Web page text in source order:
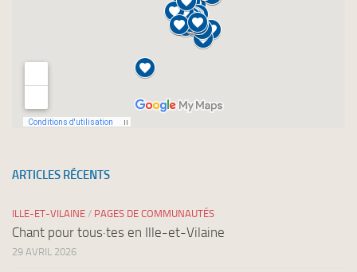
ARTICLES RÉCENTS
ILLE-ET-VILAINE / PAGES DE COMMUNAUTÉS
Chant pour tous·tes en Ille-et-Vilaine
29 AVRIL 2026